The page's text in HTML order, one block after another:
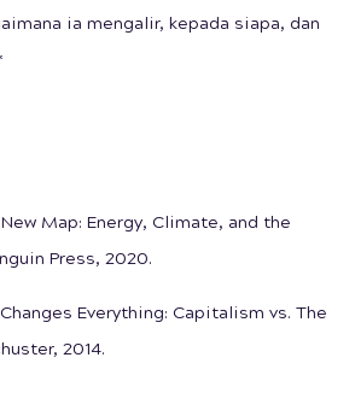
ia mengalir, kepada siapa, dan
Map: Energy, Climate, and the
Press, 2020.
Everything: Capitalism vs. The
2014.